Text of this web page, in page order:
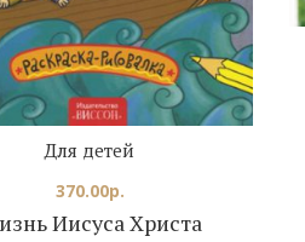
Иисуса Христа
Для детей
370.00р.